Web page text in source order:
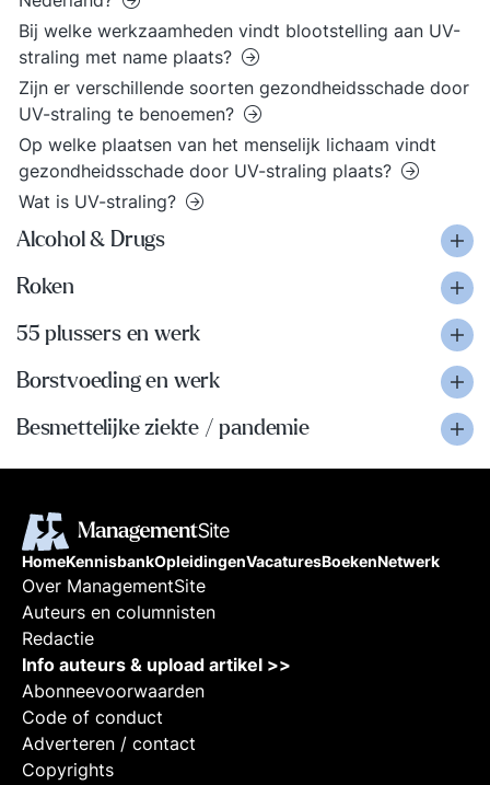
Bij welke werkzaamheden vindt blootstelling aan UV-
straling met name plaats?
Zijn er verschillende soorten gezondheidsschade door
UV-straling te benoemen?
Op welke plaatsen van het menselijk lichaam vindt
gezondheidsschade door UV-straling plaats?
Wat is UV-straling?
Alcohol & Drugs
Roken
55 plussers en werk
Borstvoeding en werk
Besmettelijke ziekte / pandemie
HomeKennisbankOpleidingenVacaturesBoekenNetwerk
Over ManagementSite
Auteurs en columnisten
Redactie
Info auteurs & upload artikel >>
Abonneevoorwaarden
Code of conduct
Adverteren / contact
Copyrights